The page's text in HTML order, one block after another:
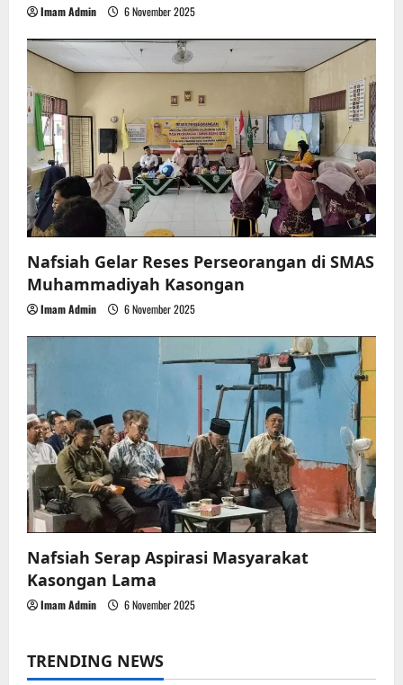
Imam Admin 6 November 2025
Nafsiah Gelar Reses Perseorangan di SMAS
Muhammadiyah Kasongan
Imam Admin 6 November 2025
Nafsiah Serap Aspirasi Masyarakat
Kasongan Lama
Imam Admin 6 November 2025
TRENDING NEWS